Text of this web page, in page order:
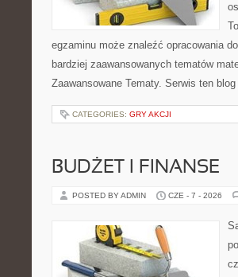
egzaminu może znaleźć opracowania
bardziej zaawansowanych tematów
Zaawansowane Tematy. Serwis ten
CATEGORIES: GRY AKCJI
BUDŻET I FINANSE
POSTED BY ADMIN CZE - 7 - 2026